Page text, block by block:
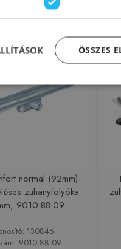
-12%
normal (92mm)
zuhanyfolyóka
9010.88.09
130846
9010.88.09
ÖSSZES